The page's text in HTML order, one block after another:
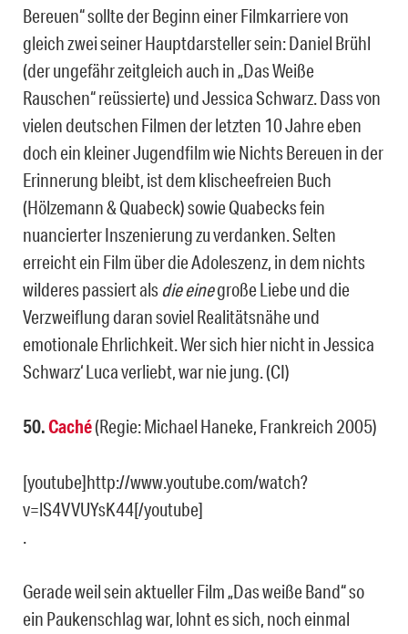
Bereuen“ sollte der Beginn einer Filmkarriere von
gleich zwei seiner Hauptdarsteller sein: Daniel Brühl
(der ungefähr zeitgleich auch in „Das Weiße
Rauschen“ reüssierte) und Jessica Schwarz. Dass von
vielen deutschen Filmen der letzten 10 Jahre eben
doch ein kleiner Jugendfilm wie Nichts Bereuen in der
Erinnerung bleibt, ist dem klischeefreien Buch
(Hölzemann & Quabeck) sowie Quabecks fein
nuancierter Inszenierung zu verdanken. Selten
erreicht ein Film über die Adoleszenz, in dem nichts
wilderes passiert alsdie einegroße Liebe und die
Verzweiflung daran soviel Realitätsnähe und
emotionale Ehrlichkeit. Wer sich hier nicht in Jessica
Schwarz‘ Luca verliebt, war nie jung. (CI)
50.Caché(Regie: Michael Haneke, Frankreich 2005)
[youtube]http://www.youtube.com/watch?
v=lS4VVUYsK44[/youtube]
.
Gerade weil sein aktueller Film „Das weiße Band“ so
ein Paukenschlag war, lohnt es sich, noch einmal